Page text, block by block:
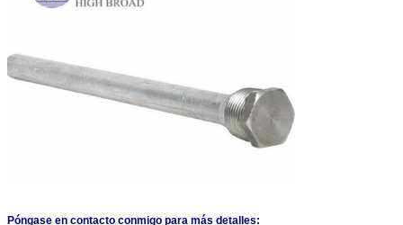
Póngase en contacto conmigo para más detalles: